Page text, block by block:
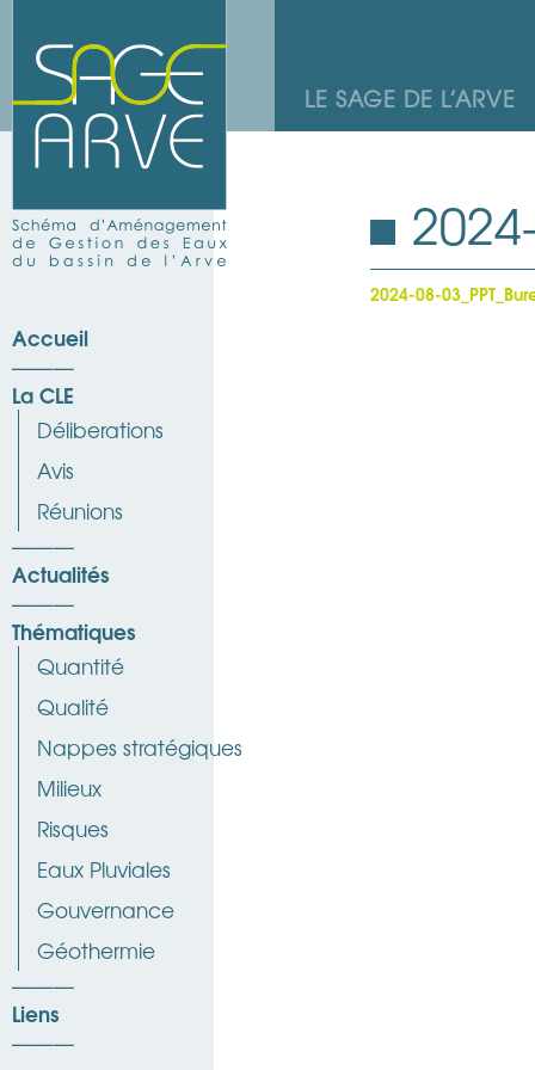
LE SAGE DE L’ARVE
Accueil
La CLE
Déliberations
Avis
Réunions
Actualités
Thématiques
Quantité
Qualité
Nappes stratégiques
Milieux
Risques
Eaux Pluviales
Gouvernance
Géothermie
Liens
2024-08-